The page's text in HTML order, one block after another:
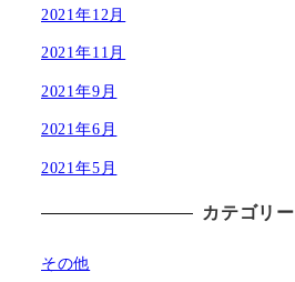
2021年12月
2021年11月
2021年9月
2021年6月
2021年5月
カテゴリー
その他